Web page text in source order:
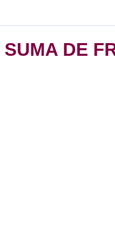
SUMA DE